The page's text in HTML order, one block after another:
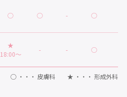
○ ○ - ○
★
18:00～
- - ○
○ ・・・ 皮膚科 ★ ・・・ 形成外科